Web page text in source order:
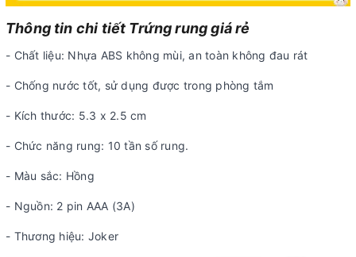
Thông tin chi tiết Trứng rung giá rẻ
- Chất liệu: Nhựa ABS không mùi, an toàn không đau rát
- Chống nước tốt, sử dụng được trong phòng tắm
- Kích thước: 5.3 x 2.5 cm
- Chức năng rung: 10 tần số rung.
- Màu sắc: Hồng
- Nguồn: 2 pin AAA (3A)
- Thương hiệu: Joker